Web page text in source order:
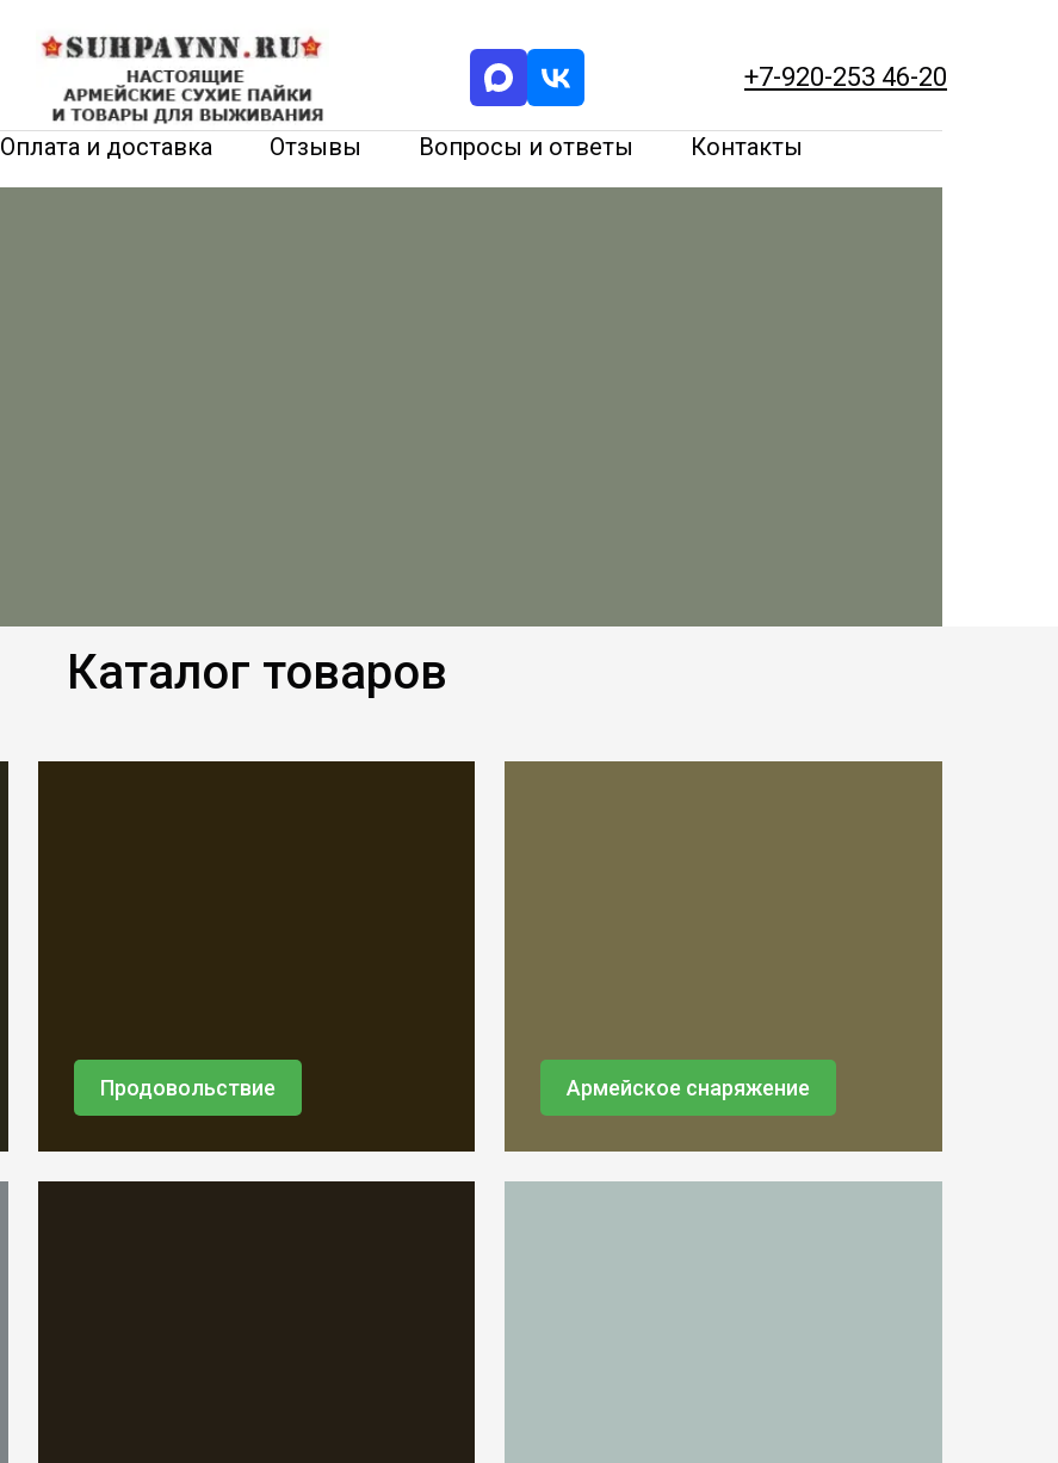
+7-920-253 46-20
Оплата и доставка Отзывы Вопросы и ответы Контакты
Каталог товаров
Продовольствие Армейское снаряжение